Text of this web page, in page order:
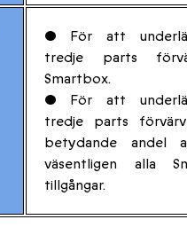
• För att
tredje parts
Smartbox.
• För att
tredje parts
betydande andel
väsentligen alla
tillgångar.